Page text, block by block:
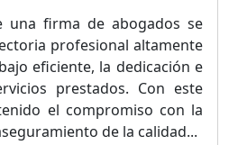
una firma de abogados se
profesional altamente
eficiente, la dedicación e
prestados. Con este
el compromiso con la
de la calidad...